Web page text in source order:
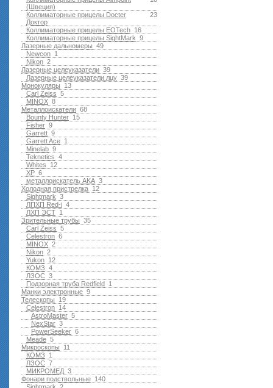
(Швеция)
23
Коллиматорные прицелы Docter
Доктор
16
Коллиматорные прицелы EOTech
9
Коллиматорные прицелы SightMark
49
Лазерные дальномеры
1
Newcon
2
Nikon
39
Лазерные целеуказатели
39
Лазерные целеуказатели лцу
13
Монокуляры
5
Carl Zeiss
8
MINOX
68
Металлоискатели
15
Bounty Hunter
9
Fisher
9
Garrett
1
Garrett Ace
9
Minelab
4
Teknetics
12
Whites
6
XP
3
металлоискатель AKA
12
Холодная пристрелка
3
Sightmark
4
ЛПХП Red-i
1
ЛХП ЭСТ
35
Зрительные трубы
5
Carl Zeiss
6
Celestron
2
MINOX
2
Nikon
12
Yukon
4
КОМЗ
3
ЛЗОС
1
Подзорная труба Redfield
9
Манки электронные
19
Телескопы
14
Celestron
5
AstroMaster
3
NexStar
6
PowerSeeker
5
Meade
11
Микроскопы
1
КОМЗ
7
ЛЗОС
3
МИКРОМЕД
140
Фонари подствольные